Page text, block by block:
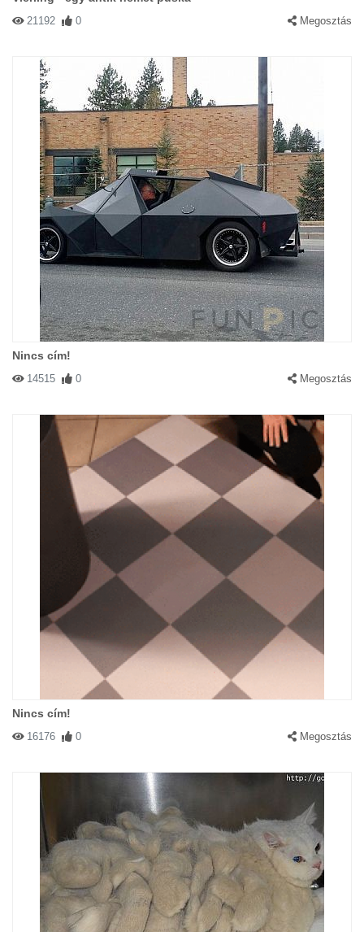
21192 0 Megosztás
Nincs cím!
14515 0 Megosztás
Nincs cím!
16176 0 Megosztás